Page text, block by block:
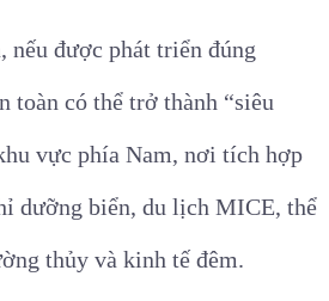
nếu được phát triển đúng
toàn có thể trở thành “siêu
vực phía Nam, nơi tích hợp
dưỡng biển, du lịch MICE, thể
thủy và kinh tế đêm.